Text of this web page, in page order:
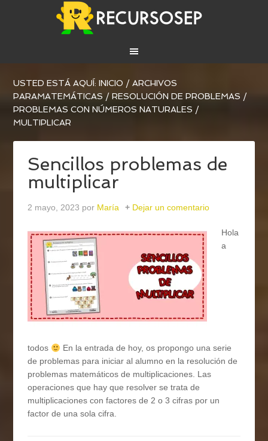
USTED ESTÁ AQUÍ:INICIO / ARCHIVOS
PARAMATEMÁTICAS / RESOLUCIÓN DE PROBLEMAS /
PROBLEMAS CON NÚMEROS NATURALES /
MULTIPLICAR
Sencillos problemas de
multiplicar
2 mayo, 2023 por María Dejar un comentario
Hola
a
todos
En la entrada de hoy, os propongo una serie
de problemas para iniciar al alumno en la resolución de
problemas matemáticos de multiplicaciones. Las
operaciones que hay que resolver se trata de
multiplicaciones con factores de 2 o 3 cifras por un
factor de una sola cifra.